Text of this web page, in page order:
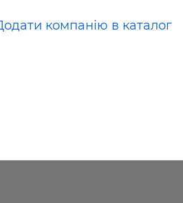
компанію в каталог